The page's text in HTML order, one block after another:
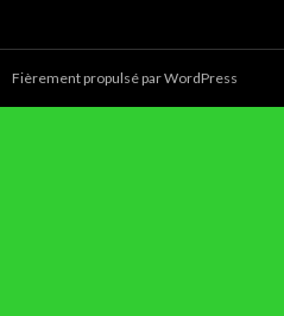
Fièrement propulsé par WordPress